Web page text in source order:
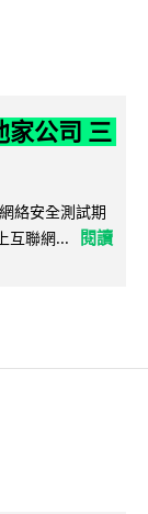
家公司 三
絡安全測試期
互聯網...
閱讀